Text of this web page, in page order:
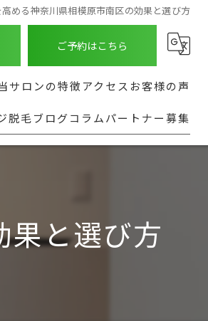
める神奈川県相模原市南区の効果と選び方
ご予約はこちら
サロンの特徴
髭
全身
アクセス お客様の声
よくある質問
脱毛ブログコラムパートナー募集
果と選び方